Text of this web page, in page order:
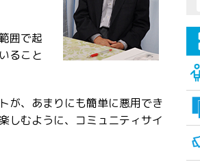
囲で起
ること
が、あまりにも簡単に悪用でき
しむように、コミュニティサイ